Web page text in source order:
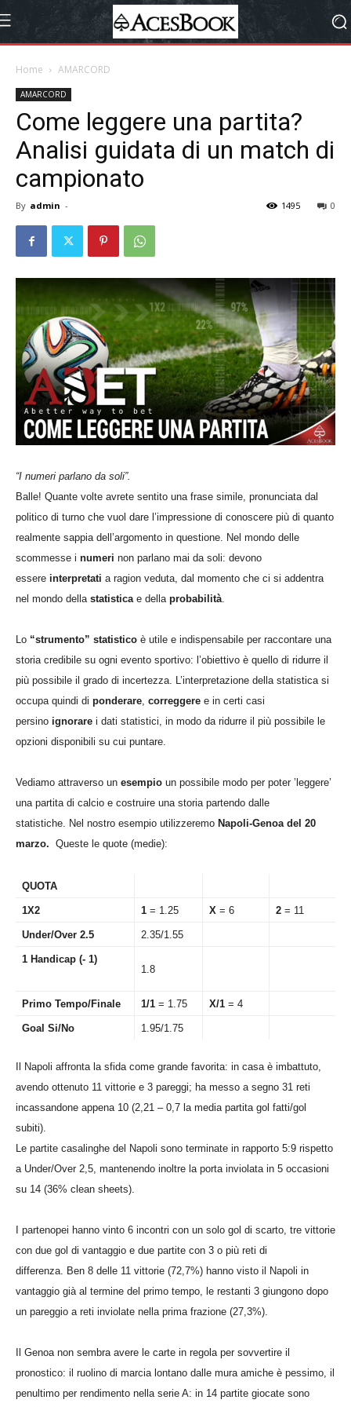
Home AMARCORD
AMARCORD
Come leggere una partita?
Analisi guidata di un match di
campionato
By admin - 0
1495
“I numeri parlano da soli”.
Balle! Quante volte avrete sentito una frase simile, pronunciata dal
politico di turno che vuol dare l’impressione di conoscere più di quanto
realmente sappia dell’argomento in questione. Nel mondo delle
scommesse i numeri non parlano mai da soli: devono
essere interpretati a ragion veduta, dal momento che ci si addentra
nel mondo della statisticae della probabilità.
Lo “strumento” statistico è utile e indispensabile per raccontare una
storia credibile su ogni evento sportivo: l’obiettivo è quello di ridurre il
più possibile il grado di incertezza. L’interpretazione della statistica si
occupa quindi di ponderare, correggere e in certi casi
persino ignorare i dati statistici, in modo da ridurre il più possibile le
opzioni disponibili su cui puntare.
Vediamo attraverso un esempio un possibile modo per poter ’leggere’
una partita di calcio e costruire una storia partendo dalle
statistiche. Nel nostro esempio utilizzeremo Napoli-Genoa del 20
marzo. Queste le quote (medie):
QUOTA
1X2 1 = 1.25 X = 6 2 = 11
Under/Over 2.5 2.35/1.55
1 Handicap (- 1)
1.8
Primo Tempo/Finale 1/1 = 1.75 X/1 = 4
Goal Si/No 1.95/1.75
Il Napoli affronta la sfida come grande favorita: in casa è imbattuto,
avendo ottenuto 11 vittorie e 3 pareggi; ha messo a segno 31 reti
incassandone appena 10 (2,21 – 0,7 la media partita gol fatti/gol
subiti).
Le partite casalinghe del Napoli sono terminate in rapporto 5:9 rispetto
a Under/Over 2,5, mantenendo inoltre la porta inviolata in 5 occasioni
su 14 (36% clean sheets).
I partenopei hanno vinto 6 incontri con un solo gol di scarto, tre vittorie
con due gol di vantaggio e due partite con 3 o più reti di
differenza. Ben 8 delle 11 vittorie (72,7%) hanno visto il Napoli in
vantaggio già al termine del primo tempo, le restanti 3 giungono dopo
un pareggio a reti inviolate nella prima frazione (27,3%).
Il Genoa non sembra avere le carte in regola per sovvertire il
pronostico: il ruolino di marcia lontano dalle mura amiche è pessimo, il
penultimo per rendimento nella serie A: in 14 partite giocate sono